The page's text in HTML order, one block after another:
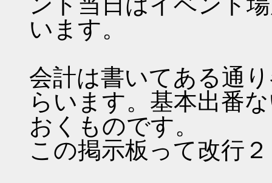
います。
会計は書いてある通
らいます。基本出番
おくものです。
この掲示板って改行